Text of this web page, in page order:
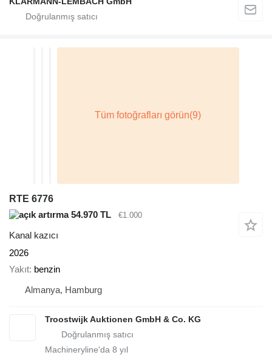
RTE 6776
54.970 TL
€1.000
Kanal kazıcı
2026
Yakıt benzin
Almanya, Hamburg
Troostwijk Auktionen GmbH & Co. KG
Machineryline'da 8 yıl